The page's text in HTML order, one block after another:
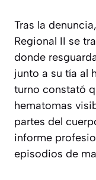
Tras la
Regional II se
donde
junto a su tía al
turno constató
hematomas
partes del
informe
episodios de